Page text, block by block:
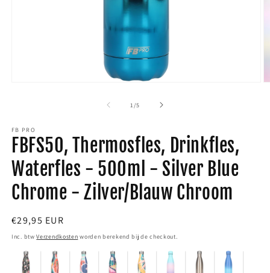
in
modaal
1 /van
5
FB PRO
FBFS50, Thermosfles, Drinkfles,
Waterfles - 500ml - Silver Blue
Chrome - Zilver/Blauw Chroom
Normale
prijs
€29,95 EUR
Inc. btwVerzendkosten worden berekend bij de checkout.